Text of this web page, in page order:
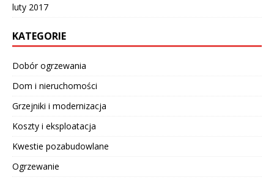
luty 2017
KATEGORIE
Dobór ogrzewania
Dom i nieruchomości
Grzejniki i modernizacja
Koszty i eksploatacja
Kwestie pozabudowlane
Ogrzewanie